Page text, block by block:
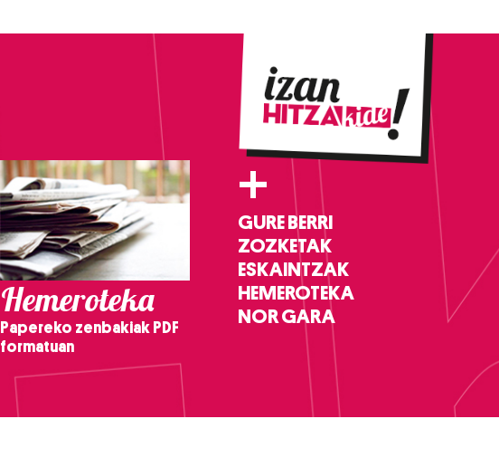
Hemeroteka
Papereko zenbakiak PDF
formatuan
+
GURE BERRI
ZOZKETAK
ESKAINTZAK
HEMEROTEKA
NOR GARA